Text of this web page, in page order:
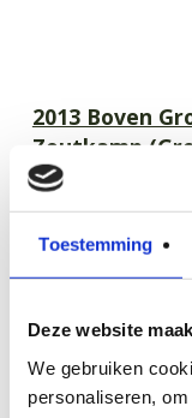
Toestemming
Deze website
We gebruiken
personaliseren,
2013 Boven
Zoutkamp
Startpunt:
Nittersweg 8
Van deze route
ook een GPX